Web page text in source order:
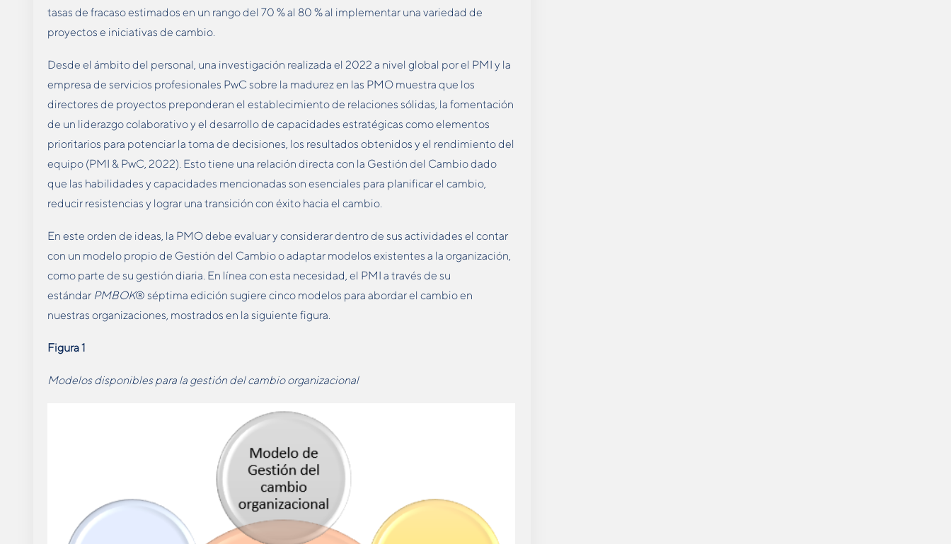
tasas de fracaso estimados en un rango del 70 % al 80 % al implementar una variedad de
proyectos e iniciativas de cambio.
Desde el ámbito del personal, una investigación realizada el 2022 a nivel global por el PMI y la
empresa de servicios profesionales PwC sobre la madurez en las PMO muestra que los
directores de proyectos preponderan el establecimiento de relaciones sólidas, la fomentación
de un liderazgo colaborativo y el desarrollo de capacidades estratégicas como elementos
prioritarios para potenciar la toma de decisiones, los resultados obtenidos y el rendimiento del
equipo (PMI & PwC, 2022). Esto tiene una relación directa con la Gestión del Cambio dado
que las habilidades y capacidades mencionadas son esenciales para planificar el cambio,
reducir resistencias y lograr una transición con éxito hacia el cambio.
En este orden de ideas, la PMO debe evaluar y considerar dentro de sus actividades el contar
con un modelo propio de Gestión del Cambio o adaptar modelos existentes a la organización,
como parte de su gestión diaria. En línea con esta necesidad, el PMI a través de su
estándar PMBOK® séptima edición sugiere cinco modelos para abordar el cambio en
nuestras organizaciones, mostrados en la siguiente figura.
Figura 1
Modelos disponibles para la gestión del cambio organizacional